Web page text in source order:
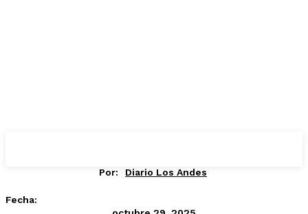
Por: Diario Los Andes
Fecha: